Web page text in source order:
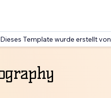
Dieses Template wurde erstellt von